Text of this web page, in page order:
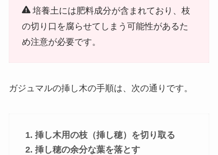
培養土には肥料成分が含まれており、枝
の切り口を腐らせてしまう可能性があるた
め注意が必要です。
ガジュマルの挿し木の手順は、次の通りです。
挿し木用の枝（挿し穂）を切り取る
挿し穂の余分な葉を落とす